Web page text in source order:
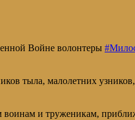
Войне волонтеры
тыла, малолетних
воинам и труженикам,